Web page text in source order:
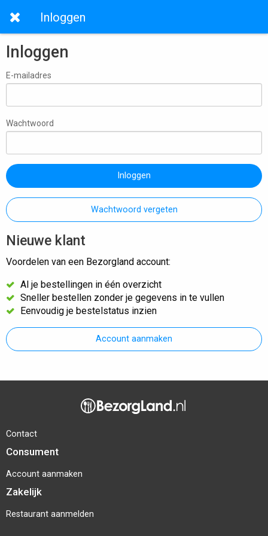
Inloggen
Inloggen
E-mailadres
Wachtwoord
Inloggen
Wachtwoord vergeten
Nieuwe klant
Voordelen van een Bezorgland account:
Al je bestellingen in één overzicht
Sneller bestellen zonder je gegevens in te vullen
Eenvoudig je bestelstatus inzien
Account aanmaken
Contact
Consument
Account aanmaken
Zakelijk
Restaurant aanmelden